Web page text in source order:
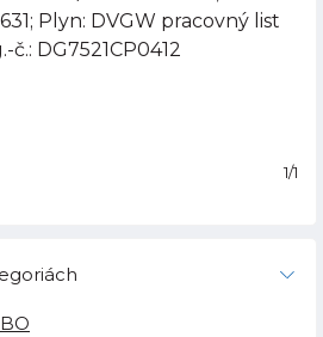
Plyn: DVGW pracovný list
č.: DG7521CP0412
1/1